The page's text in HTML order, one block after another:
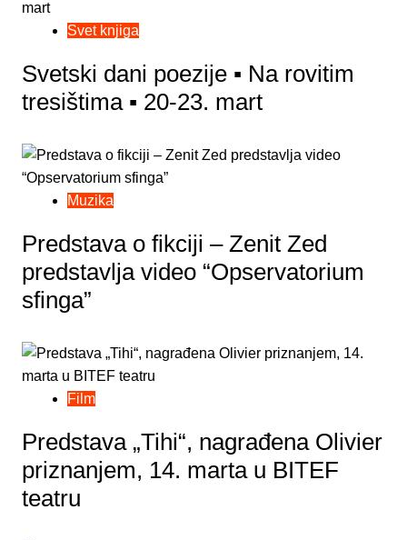
Svet knjiga
Svetski dani poezije ▪︎ Na rovitim
tresištima ▪︎ 20-23. mart
Muzika
Predstava o fikciji – Zenit Zed
predstavlja video “Opservatorium
sfinga”
Film
Predstava „Tihi“, nagrađena Olivier
priznanjem, 14. marta u BITEF
teatru